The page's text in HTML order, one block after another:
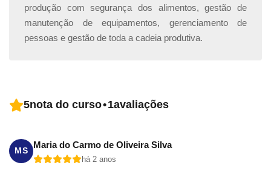
transformando números em insights acionáveis.
Módulo 9 – Estratégias de precificação
atribuição de valores a produtos. A forma de como
em um ambiente competitivo.
produção com segurança dos alimentos, gestão de
manutenção de equipamentos, gerenciamento de
pessoas e gestão de toda a cadeia produtiva.
5nota do curso•1avaliações
MS
Maria do Carmo de Oliveira Silva
há 2 anos